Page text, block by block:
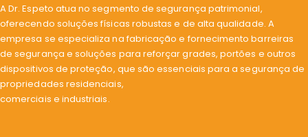
A Dr. Espeto atua no segmento de segurança patrimonial,
oferecendo soluções físicas robustas e de alta qualidade. A
empresa se especializa na fabricação e fornecimento barreiras
de segurança e soluções para reforçar grades, portões e outros
dispositivos de proteção, que são essenciais para a segurança de
propriedades residenciais,
comerciais e industriais.